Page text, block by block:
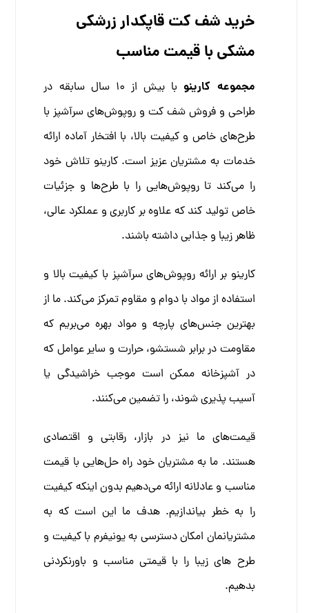
خرید شف کت قاپکدار زرشکی
مشکی با قیمت مناسب
مجموعه کارینو
با بیش از 10 سال سابقه در
طراحی و فروش شف کت و روپوش‌های سرآشپز با
طرح‌های خاص و کیفیت بالا، با افتخار آماده ارائه
خدمات به مشتریان عزیز است. کارینو تلاش خود
را می‌کند تا روپوش‌هایی را با طرح‌ها و جزئیات
خاص تولید کند که علاوه بر کاربری و عملکرد عالی،
ظاهر زیبا و جذابی داشته باشند.
کارینو بر ارائه روپوش‌های سرآشپز با کیفیت بالا و
استفاده از مواد با دوام و مقاوم تمرکز می‌کند. ما از
بهترین جنس‌های پارچه و مواد بهره می‌بریم که
مقاومت در برابر شستشو، حرارت و سایر عوامل که
در آشپزخانه ممکن است موجب خراشیدگی یا
آسیب پذیری شوند، را تضمین می‌کنند.
قیمت‌های ما نیز در بازار، رقابتی و اقتصادی
هستند. ما به مشتریان خود راه حل‌هایی با قیمت
مناسب و عادلانه ارائه می‌دهیم بدون اینکه کیفیت
را به خطر بیاندازیم. هدف ما این است که به
مشتریانمان امکان دسترسی به یونیفرم با کیفیت و
طرح های زیبا را با قیمتی مناسب و باورنکردنی
بدهیم.